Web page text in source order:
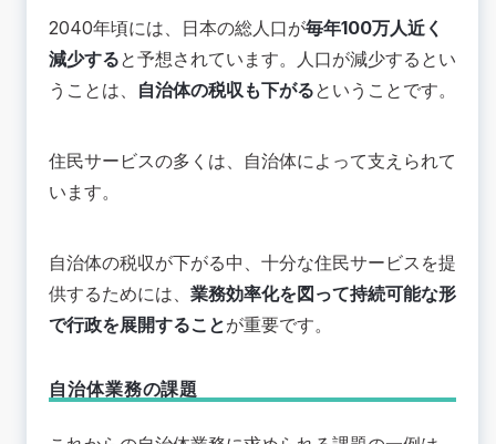
2040年頃には、日本の総人口が毎年100万人近く
減少すると予想されています。人口が減少するとい
うことは、 自治体の税収も下がるということです。
住民サービスの多くは、自治体によって支えられて
います。
自治体の税収が下がる中、十分な住民サービスを提
供するためには、 業務効率化を図って持続可能な形
で行政を展開することが重要です。
自治体業務の課題